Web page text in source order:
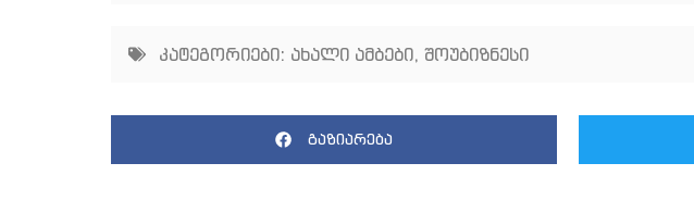
კატეგორიები: ახალი ამბები, შოუბიზნესი
გაზიარება